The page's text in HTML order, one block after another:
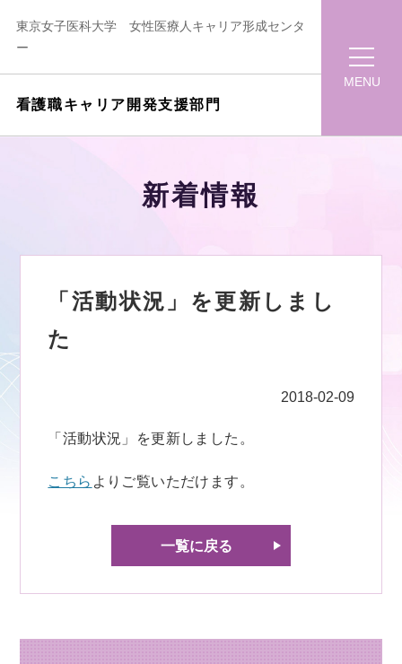
東京女子医科大学 女性医療人キャリア形成センタ
ー
看護職キャリア開発支援部門
MENU
新着情報
「活動状況」を更新しまし
た
2018-02-09
「活動状況」を更新しました。
こちら よりご覧いただけます。
一覧に戻る